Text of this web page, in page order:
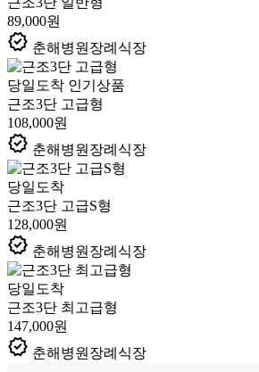
89,000원
verified 춘해병원장례식장
당일도착 인기상품
근조3단 고급형
108,000원
verified 춘해병원장례식장
당일도착
근조3단 고급S형
128,000원
verified 춘해병원장례식장
당일도착
근조3단 최고급형
147,000원
verified 춘해병원장례식장